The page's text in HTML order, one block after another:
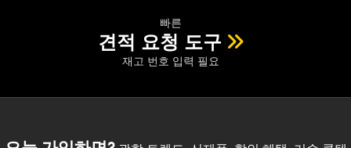
빠른
견적 요청 도구
재고 번호 입력 필요